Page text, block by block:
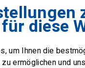
Team
51
office@swiss-sailing-
diese
um Ihnen die
ermöglichen und